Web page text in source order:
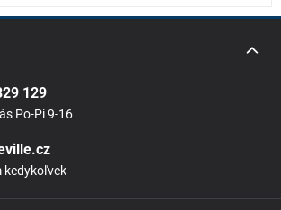
129
Po-Pi 9-16
kedykoľvek